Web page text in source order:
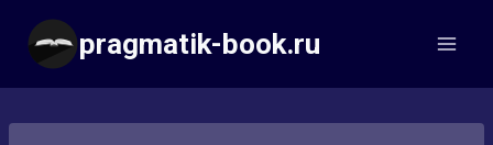
Перейти
содержимому
pragmatik-book.ru